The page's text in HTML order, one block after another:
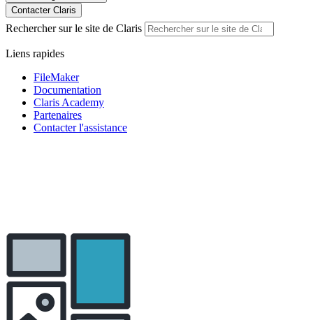
Contacter Claris
Rechercher sur le site de Claris
Liens rapides
FileMaker
Documentation
Claris Academy
Partenaires
Contacter l'assistance